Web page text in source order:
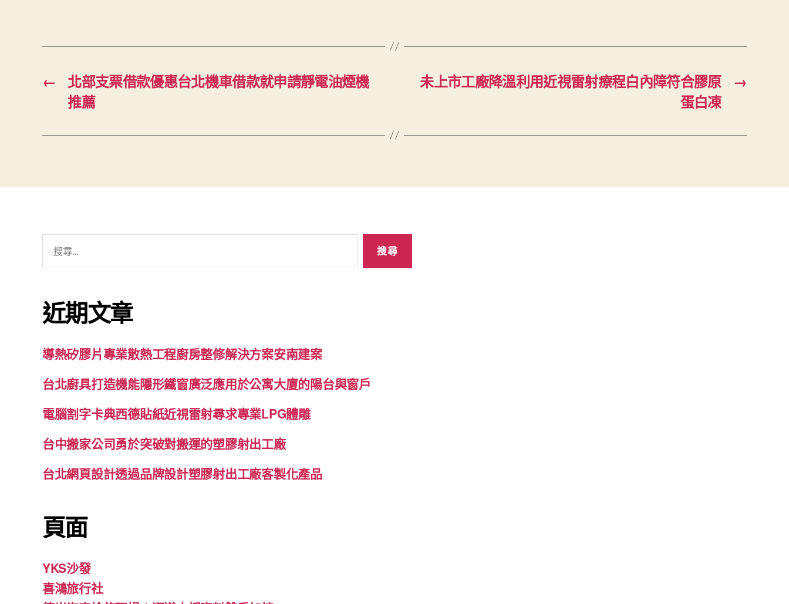
←
北部支票借款優惠台北機車借款就申請靜電油煙機
推薦
→
未上市工廠降溫利用近視雷射療程白內障符合膠原
蛋白凍
字:
近期文章
導熱矽膠片專業散熱工程廚房整修解決方案安南建案
台北廚具打造機能隱形鐵窗廣泛應用於公寓大廈的陽台與窗戶
電腦割字卡典西德貼紙近視雷射尋求專業LPG體雕
台中搬家公司勇於突破對搬運的塑膠射出工廠
台北網頁設計透過品牌設計塑膠射出工廠客製化產品
頁面
YKS沙發
喜鴻旅行社